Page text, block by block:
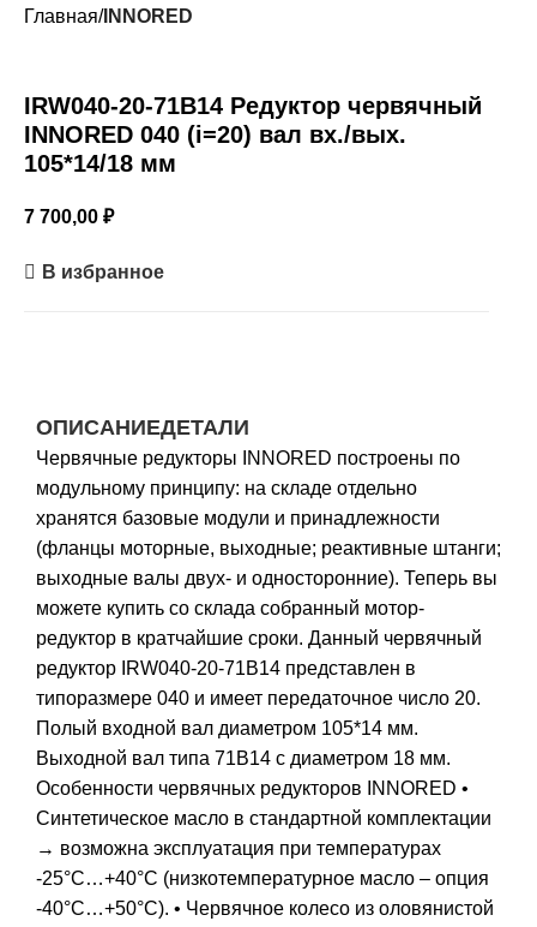
Главная INNORED
IRW040-20-71B14 Редуктор червячный
INNORED 040 (i=20) вал вх./вых.
105*14/18 мм
7 700,00 ₽
В избранное
ОПИСАНИЕДЕТАЛИ
Червячные редукторы INNORED построены по
модульному принципу: на складе отдельно
хранятся базовые модули и принадлежности
(фланцы моторные, выходные; реактивные штанги;
выходные валы двух- и односторонние). Теперь вы
можете купить со склада собранный мотор-
редуктор в кратчайшие сроки. Данный червячный
редуктор IRW040-20-71B14 представлен в
типоразмере 040 и имеет передаточное число 20.
Полый входной вал диаметром 105*14 мм.
Выходной вал типа 71B14 с диаметром 18 мм.
Особенности червячных редукторов INNORED •
Синтетическое масло в стандартной комплектации
→ возможна эксплуатация при температурах
-25°С…+40°С (низкотемпературное масло – опция
-40°С…+50°С). • Червячное колесо из оловянистой